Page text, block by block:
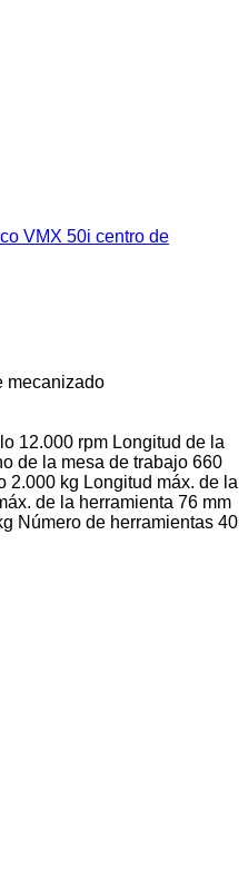
VMX 50i centro de
mecanizado
12.000 rpm Longitud de la
de la mesa de trabajo 660
2.000 kg Longitud máx. de la
de la herramienta 76 mm
Número de herramientas 40